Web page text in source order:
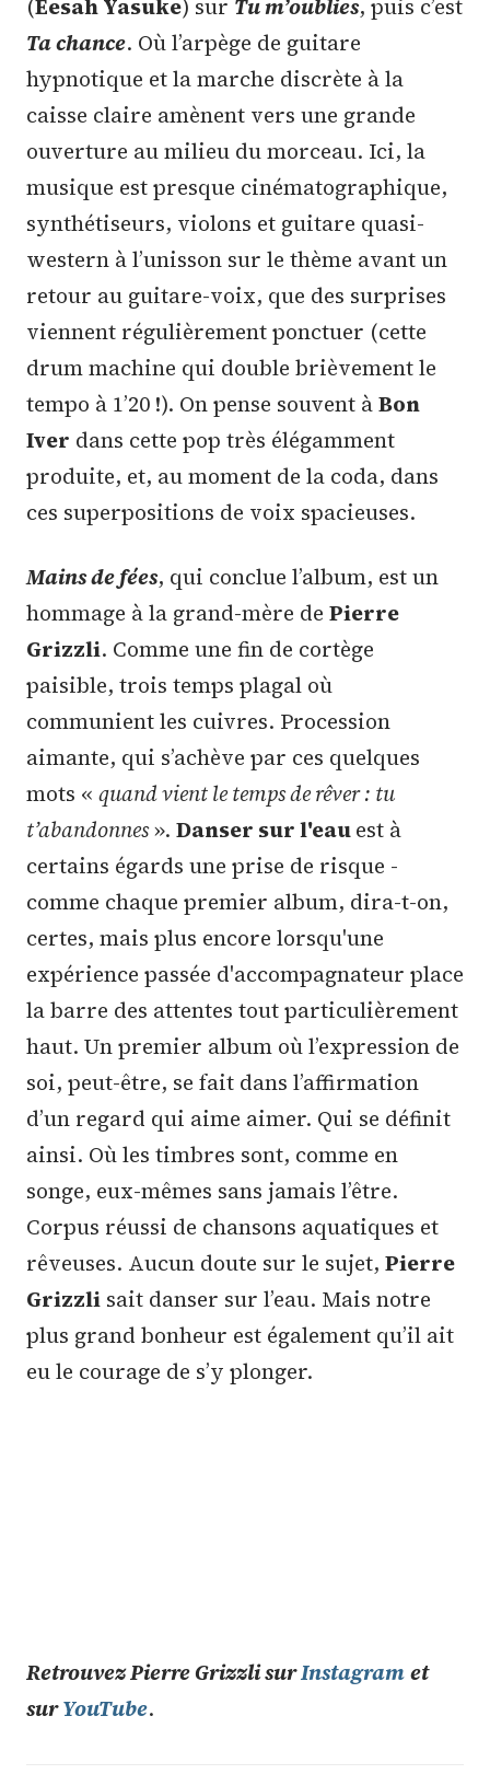
(Eesah Yasuke) sur Tu m’oublies, puis c’est
Ta chance. Où l’arpège de guitare
hypnotique et la marche discrète à la
caisse claire amènent vers une grande
ouverture au milieu du morceau. Ici, la
musique est presque cinématographique,
synthétiseurs, violons et guitare quasi-
western à l’unisson sur le thème avant un
retour au guitare-voix, que des surprises
viennent régulièrement ponctuer (cette
drum machine qui double brièvement le
tempo à 1’20 !). On pense souvent àBon
Iver dans cette pop très élégamment
produite, et, au moment de la coda, dans
ces superpositions de voix spacieuses.
Mains de fées, qui conclue l’album, est un
hommage à la grand-mère de Pierre
Grizzli. Comme une fin de cortège
paisible, trois temps plagal où
communient les cuivres. Procession
aimante, qui s’achève par ces quelques
mots « quand vient le temps de rêver : tu
t’abandonnes». Danser sur l'eauest à
certains égards une prise de risque -
comme chaque premier album, dira-t-on,
certes, mais plus encore lorsqu'une
expérience passée d'accompagnateur place
la barre des attentes tout particulièrement
haut. Un premier album où l’expression de
soi, peut-être, se fait dans l’affirmation
d’un regard qui aime aimer. Qui se définit
ainsi. Où les timbres sont, comme en
songe, eux-mêmes sans jamais l’être.
Corpus réussi de chansons aquatiques et
rêveuses. Aucun doute sur le sujet, Pierre
Grizzli sait danser sur l’eau. Mais notre
plus grand bonheur est également qu’il ait
eu le courage de s’y plonger.
Retrouvez Pierre Grizzli surInstagramet
surYouTube.